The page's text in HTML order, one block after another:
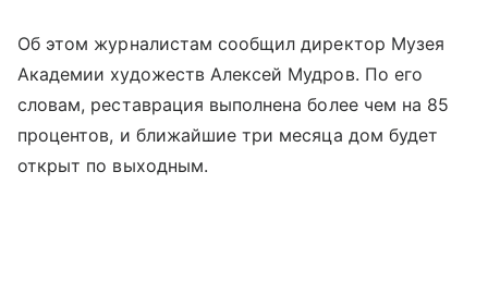
Об этом журналистам сообщил директор Музея
Академии художеств Алексей Мудров. По его
словам, реставрация выполнена более чем на 85
процентов, и ближайшие три месяца дом будет
открыт по выходным.